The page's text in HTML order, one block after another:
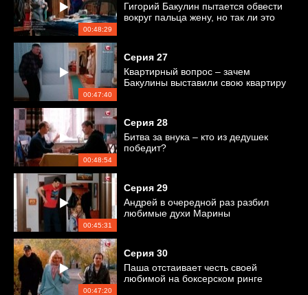
00:48:29
Гигорий Бакулин пытается обвести
вокруг пальца жену, но так ли это
00:47:40
Серия 27
Квартирный вопрос – зачем
Бакулины выставили свою квартиру
00:48:54
Серия 28
Битва за внука – кто из дедушек
победит?
00:45:31
Серия 29
Андрей в очередной раз разбил
любимые духи Марины
00:47:20
Серия 30
Паша отстаивает честь своей
любимой на боксерском ринге